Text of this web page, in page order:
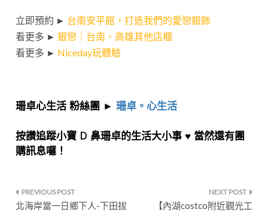
立即預約 ► 台南安平館，打造我們的愛戀銀飾
看更多 ►銀戀｜台南、高雄其他店櫃
看更多 ► Niceday玩體驗
珊卓心生活 粉絲團 ►珊卓。心生活
按讚追蹤小寶 D 鼻珊卓的生活大小事 ♥ 當然還有團
購訊息囉！
文
北海岸當一日鄉下人-下田拔
【內湖costco附近觀光工